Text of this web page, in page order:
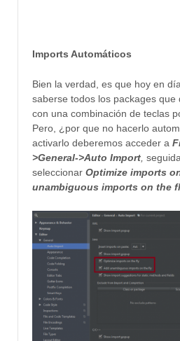
Imports Automáticos
Bien la verdad, es que hoy en
saberse todos los packages que
con una combinación de teclas
Pero, ¿por que no hacerlo
activarlo deberemos acceder a
>General->Auto Import
seleccionar Optimize imports
unambiguous imports on the